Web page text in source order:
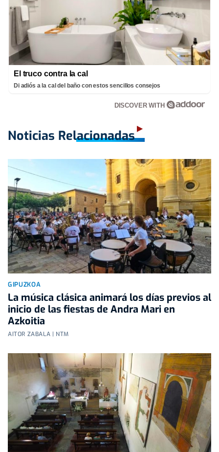
El truco contra la cal
Di adiós a la cal del baño con estos sencillos consejos
DISCOVER WITH
Noticias Relacionadas
GIPUZKOA
La música clásica animará los días previos al
inicio de las fiestas de Andra Mari en
Azkoitia
AITOR ZABALA | NTM